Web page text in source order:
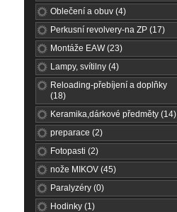
Oblečení a obuv (4)
Perkusní revolvery-na ZP (17)
Montáže EAW (23)
Lampy, svítilny (4)
Reloading-přebíjení a doplňky
(18)
Keramika,dárkové předměty (14)
preparace (2)
Fotopasti (2)
nože MIKOV (45)
Paralyzéry (0)
Hodinky (1)